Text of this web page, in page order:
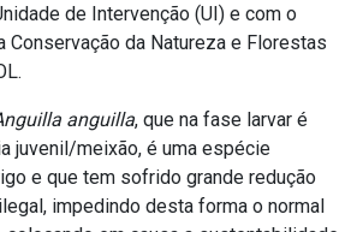
de Intervenção (UI) e com o
Conservação da Natureza e Florestas
anguilla, que na fase larvar é
juvenil/meixão, é uma espécie
e que tem sofrido grande redução
impedindo desta forma o normal